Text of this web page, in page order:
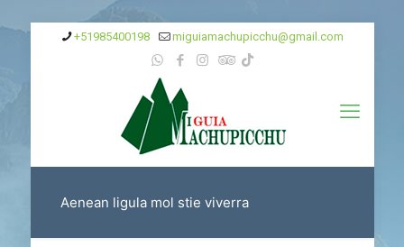
+51985400198‬ miguiamachupicchu@gmail.com
Aenean ligula mol stie viverra